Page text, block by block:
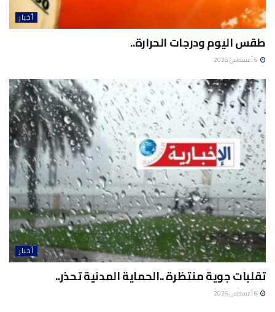
أخبار
طقس اليوم ودرجات الحرارة..
أخبار
تقلبات جوية منتظرة ..الحماية المدنية تحذر..